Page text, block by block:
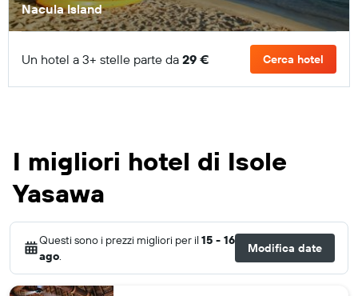
Nacula Island
Un hotel a 3+ stelle parte da 29 € Cerca hotel
I migliori hotel di Isole
Yasawa
Questi sono i prezzi migliori per il 15 - 16
ago.
Modifica date